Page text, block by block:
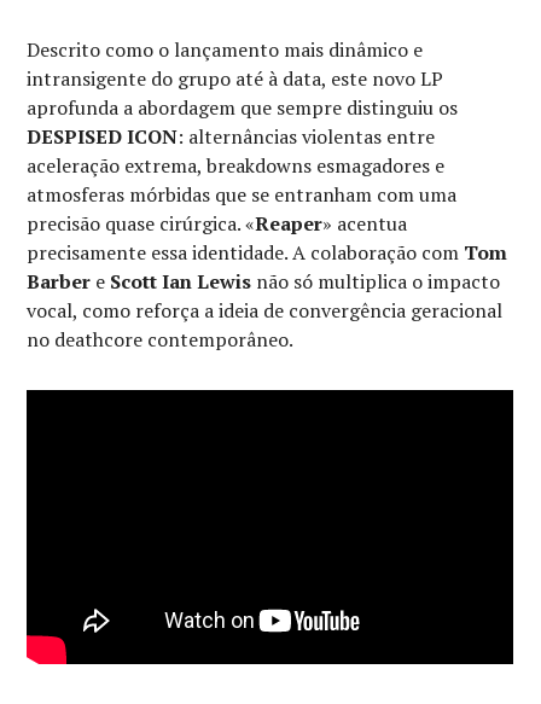
Descrito como o lançamento mais dinâmico e
intransigente do grupo até à data, este novo LP
aprofunda a abordagem que sempre distinguiu os
DESPISED ICON: alternâncias violentas entre
aceleração extrema, breakdowns esmagadores e
atmosferas mórbidas que se entranham com uma
precisão quase cirúrgica. «Reaper» acentua
precisamente essa identidade. A colaboração com Tom
Barber e Scott Ian Lewis não só multiplica o impacto
vocal, como reforça a ideia de convergência geracional
no deathcore contemporâneo.